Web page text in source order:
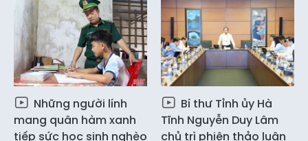
Những người lính
mang quân hàm xanh
tiếp sức học sinh nghèo
Bí thư Tỉnh ủy Hà
Tĩnh Nguyễn Duy Lâm
chủ trì phiên thảo luận